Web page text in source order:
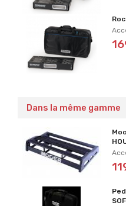
Dans la même gamme